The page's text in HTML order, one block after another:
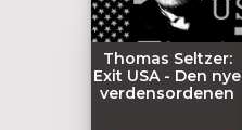
Thomas Seltzer:
Exit USA - Den nye
verdensordenen